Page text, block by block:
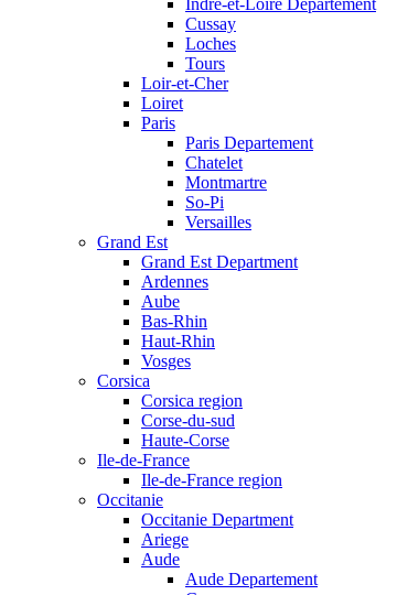
Indre-et-Loire Departement
Cussay
Loches
Tours
Loir-et-Cher
Loiret
Paris
Paris Departement
Chatelet
Montmartre
So-Pi
Versailles
Grand Est
Grand Est Department
Ardennes
Aube
Bas-Rhin
Haut-Rhin
Vosges
Corsica
Corsica region
Corse-du-sud
Haute-Corse
Ile-de-France
Ile-de-France region
Occitanie
Occitanie Department
Ariege
Aude
Aude Departement